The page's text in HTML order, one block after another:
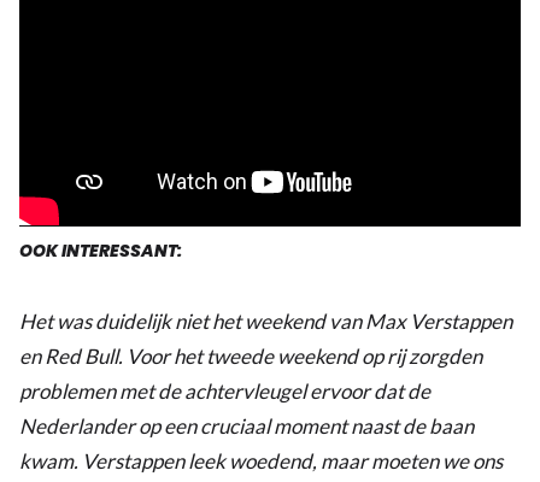
OOK INTERESSANT:
Het was duidelijk niet het weekend van Max Verstappen
en Red Bull. Voor het tweede weekend op rij zorgden
problemen met de achtervleugel ervoor dat de
Nederlander op een cruciaal moment naast de baan
kwam. Verstappen leek woedend, maar moeten we ons